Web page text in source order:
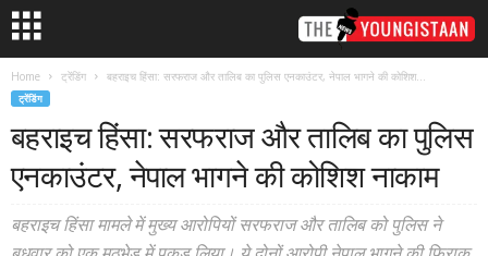
Home ट्रेंडिंग बहराइच हिंसा: सरफराज और तालिब का पुलिस एनकाउंटर, नेपाल भागने की कोशिश...
ट्रेंडिंग
बहराइच हिंसा: सरफराज और तालिब का पुलिस
एनकाउंटर, नेपाल भागने की कोशिश नाकाम
बहराइच हिंसा मामले में मुख्य आरोपियों सरफराज और तालिब को पुलिस ने